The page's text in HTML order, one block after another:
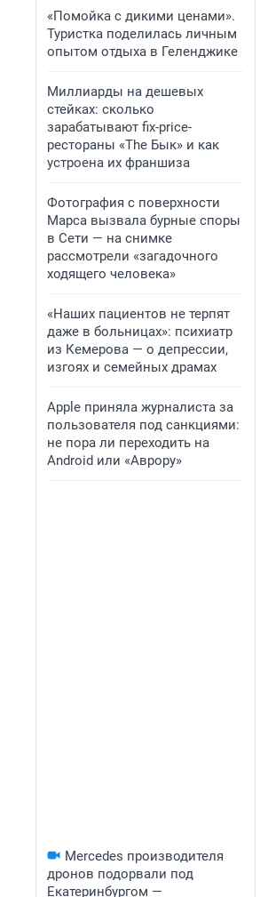
«Помойка с дикими ценами».
Туристка поделилась личным
опытом отдыха в Геленджике
Миллиарды на дешевых
стейках: сколько
зарабатывают fix-price-
рестораны «The Бык» и как
устроена их франшиза
Фотография с поверхности
Марса вызвала бурные споры
в Сети — на снимке
рассмотрели «загадочного
ходящего человека»
«Наших пациентов не терпят
даже в больницах»: психиатр
из Кемерова — о депрессии,
изгоях и семейных драмах
Apple приняла журналиста за
пользователя под санкциями:
не пора ли переходить на
Android или «Аврору»
Mercedes производителя
дронов подорвали под
Екатеринбургом —